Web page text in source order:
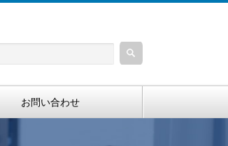
お問い合わせ